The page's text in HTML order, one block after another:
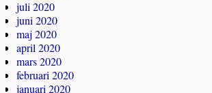
juli 2020
juni 2020
maj 2020
april 2020
mars 2020
februari 2020
januari 2020